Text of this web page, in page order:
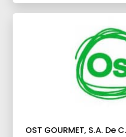
OST GOURMET, S.A. De